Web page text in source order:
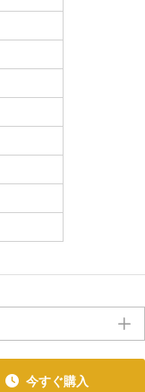
今すぐ購入